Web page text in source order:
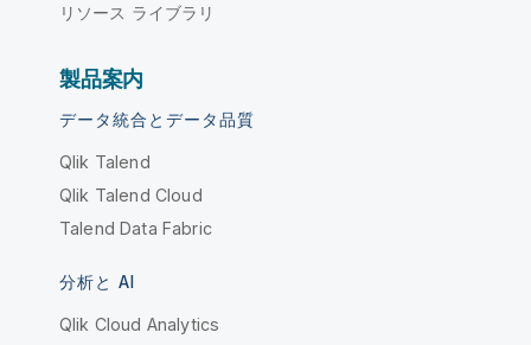
リソース ライブラリ
製品案内
データ統合とデータ品質
Qlik Talend
Qlik Talend Cloud
Talend Data Fabric
分析と AI
Qlik Cloud Analytics